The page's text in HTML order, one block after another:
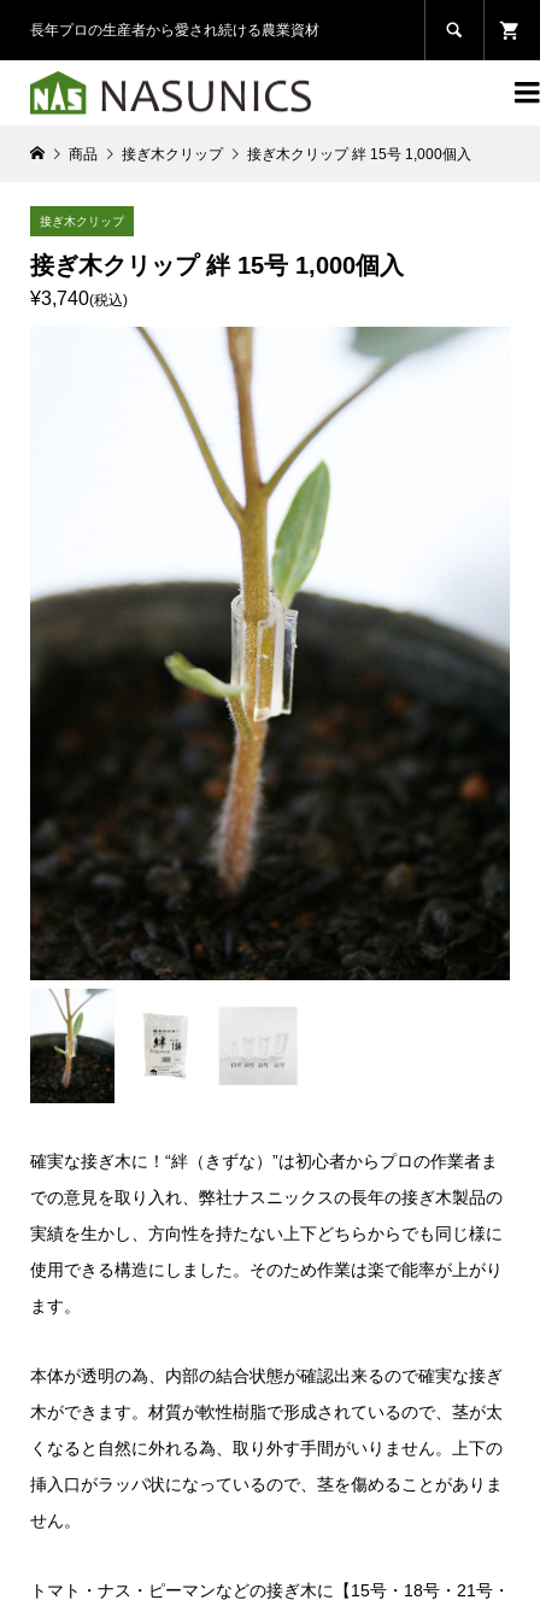
長年プロの生産者から愛され続ける農業資材 

商品 接ぎ木クリップ 接ぎ木クリップ 絆 15号 1,000個入
接ぎ木クリップ
接ぎ木クリップ 絆 15号 1,000個入
¥3,740(税込)
確実な接ぎ木に！“絆（きずな）”は初心者からプロの作業者ま
での意見を取り入れ、弊社ナスニックスの長年の接ぎ木製品の
実績を生かし、方向性を持たない上下どちらからでも同じ様に
使用できる構造にしました。そのため作業は楽で能率が上がり
ます。
本体が透明の為、内部の結合状態が確認出来るので確実な接ぎ
木ができます。材質が軟性樹脂で形成されているので、茎が太
くなると自然に外れる為、取り外す手間がいりません。上下の
挿入口がラッパ状になっているので、茎を傷めることがありま
せん。
トマト・ナス・ピーマンなどの接ぎ木に【15号・18号・21号・